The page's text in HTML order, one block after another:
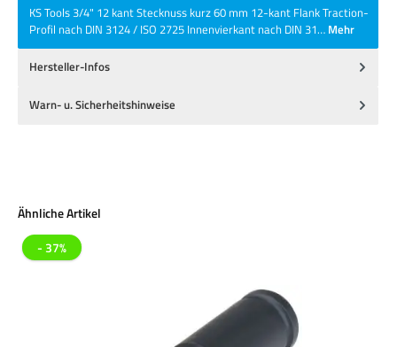
KS Tools 3/4" 12 kant Stecknuss kurz 60 mm 12-kant Flank Traction-
Profil nach DIN 3124 / ISO 2725 Innenvierkant nach DIN 31… Mehr
Hersteller-Infos
Warn- u. Sicherheitshinweise
Produktgalerie überspringen
Ähnliche Artikel
- 37%